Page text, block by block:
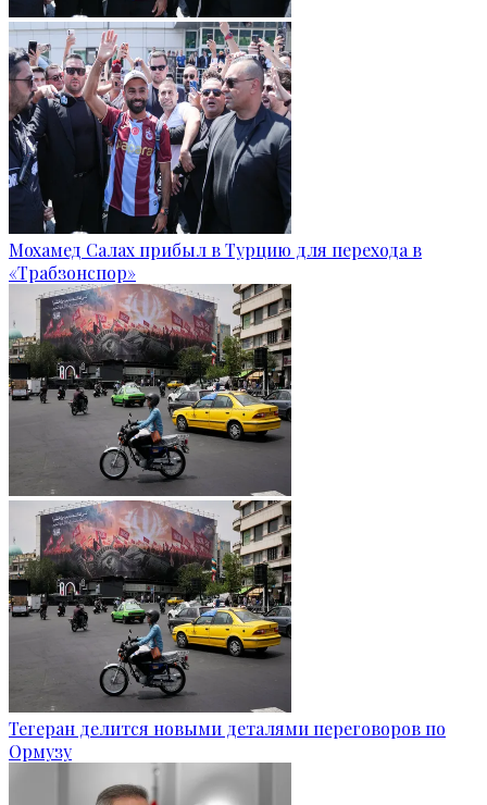
Мохамед Салах прибыл в Турцию для перехода в
«Трабзонспор»
Тегеран делится новыми деталями переговоров по
Ормузу